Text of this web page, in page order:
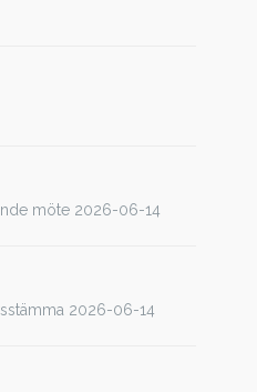
möte 2026-06-14
2026-06-14